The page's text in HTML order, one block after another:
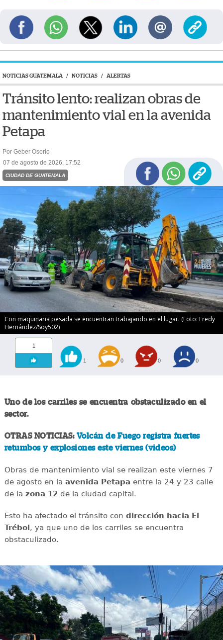
NOTICIAS GUATEMALA / NOTICIAS / ALERTAS
Tránsito lento: realizan obras de
mantenimiento vial en la avenida
Petapa
Por Geber Osorio
07 de agosto de 2026, 17:52
CIUDAD DE GUATEMALA
Con maquinaria pesada se encuentran trabajando en el lugar. (Foto: Fredy
Hernández/Soy502)
1
1 0 0 0
Uno de los carriles se encuentra obstaculizado en el
sector.
OTRAS NOTICIAS: Volcán de Fuego registra fuertes
retumbos y explosiones este viernes (videos)
Obras de mantenimiento vial se realizan este viernes 7
de agosto en la avenida Petapa entre la 24 y 23 calle
de la zona 12 de la ciudad capital.
Esto ha afectado el tránsito con dirección hacia El
Trébol, ya que uno de los carriles se encuentra
obstaculizado.